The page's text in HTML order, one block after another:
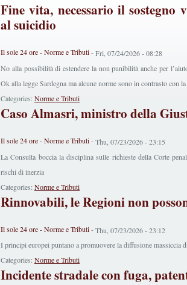
Fine vita, necessario il
al suicidio
Il sole 24 ore - Norme e Tributi-Fri, 07/24/2026 - 08:28
No alla possibilità di estendere la non punibilità anche per
Ok alla legge Sardegna ma alcune norme sono in contrasto con
Categories:Norme e Tributi
Caso Almasri, ministro della
Il sole 24 ore - Norme e Tributi-Thu, 07/23/2026 - 23:15
La Consulta boccia la disciplina sulle richieste della Corte
rischi di inerzia
Categories: Norme e Tributi
Rinnovabili, le Regioni non
Il sole 24 ore - Norme e Tributi-Thu, 07/23/2026 - 23:12
I principi europei puntano a promuovere la diffusione
Categories: Norme e Tributi
Incidente stradale con fuga,